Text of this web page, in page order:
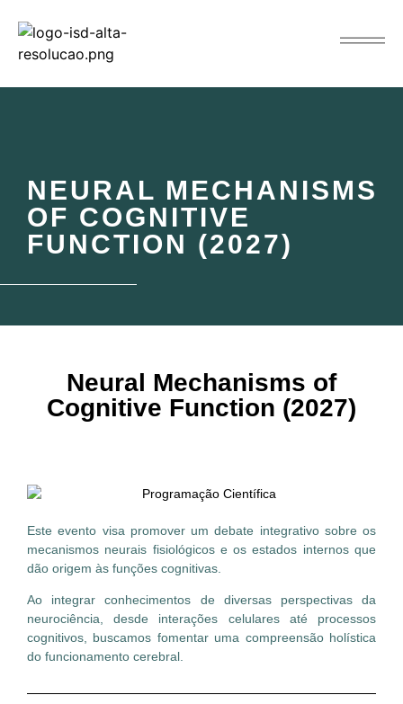
NEURAL MECHANISMS
OF COGNITIVE
FUNCTION (2027)
Neural Mechanisms of
Cognitive Function (2027)
Este evento visa promover um debate integrativo sobre os
mecanismos neurais fisiológicos e os estados internos que
dão origem às funções cognitivas.
Ao integrar conhecimentos de diversas perspectivas da
neurociência, desde interações celulares até processos
cognitivos, buscamos fomentar uma compreensão holística
do funcionamento cerebral.